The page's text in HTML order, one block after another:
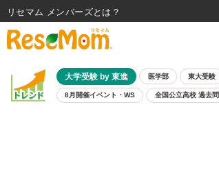
大学受験 by 東進 医学部 東大受験
8月開催イベント・WS 全国公立高校 過去問
リセマム メンバーズ